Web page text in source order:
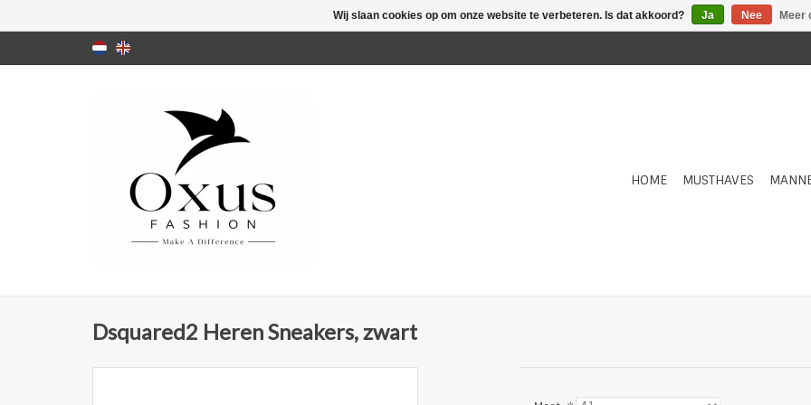
HOME MUSTHAVES
Dsquared2 Heren Sneakers, zwart
Wij slaan cookies op om onze website te verbeteren. Is dat akkoord? Ja Nee Meer